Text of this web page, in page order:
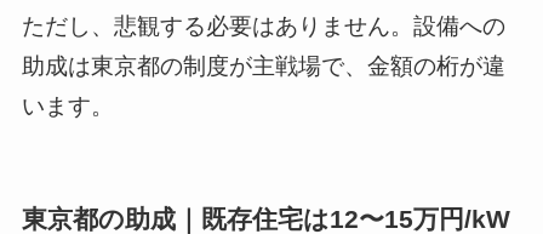
ただし、悲観する必要はありません。設備への
助成は東京都の制度が主戦場で、金額の桁が違
います。
東京都の助成｜既存住宅は12〜15万円/kW